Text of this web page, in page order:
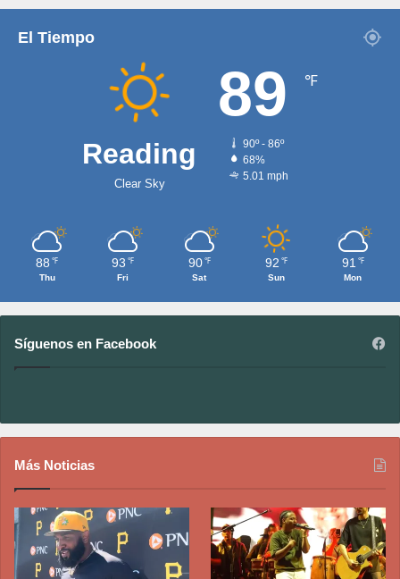
El Tiempo
Reading
Clear Sky
89 ℉
90º - 86º
68%
5.01 mph
88 ℉
Thu
93 ℉
Fri
90 ℉
Sat
92 ℉
Sun
91 ℉
Mon
Síguenos en Facebook
Más Noticias